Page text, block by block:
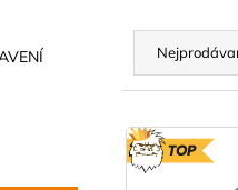
Ř
z
n
í
V
ý
LAKEN
ML MODRÁ
379 Kč